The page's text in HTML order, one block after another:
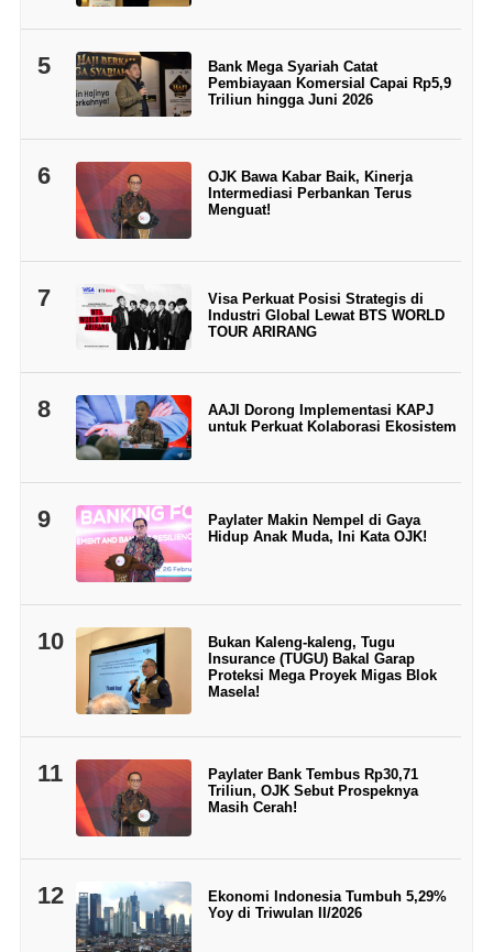
5
Bank Mega Syariah Catat
Pembiayaan Komersial Capai Rp5,9
Triliun hingga Juni 2026
6
OJK Bawa Kabar Baik, Kinerja
Intermediasi Perbankan Terus
Menguat!
7
Visa Perkuat Posisi Strategis di
Industri Global Lewat BTS WORLD
TOUR ARIRANG
8
AAJI Dorong Implementasi KAPJ
untuk Perkuat Kolaborasi Ekosistem
9
Paylater Makin Nempel di Gaya
Hidup Anak Muda, Ini Kata OJK!
10
Bukan Kaleng-kaleng, Tugu
Insurance (TUGU) Bakal Garap
Proteksi Mega Proyek Migas Blok
Masela!
11
Paylater Bank Tembus Rp30,71
Triliun, OJK Sebut Prospeknya
Masih Cerah!
12
Ekonomi Indonesia Tumbuh 5,29%
Yoy di Triwulan II/2026